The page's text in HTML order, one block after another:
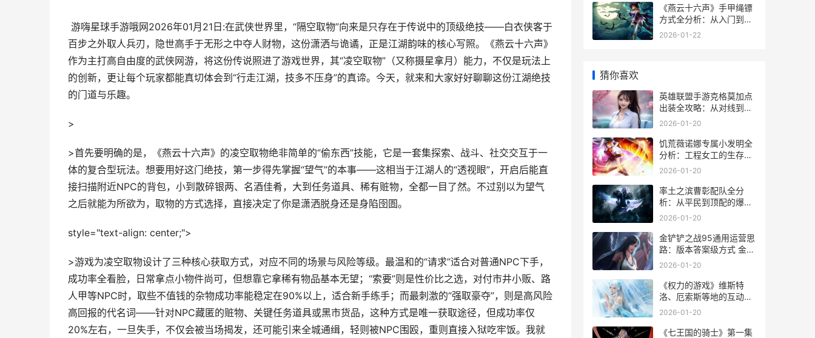
游嗨星球手游哦网2026年01月21日:在武侠世界里，“隔空取物”向来是只存在于传说中的顶级绝技——白衣侠客于
百步之外取人兵刃，隐世高手于无形之中夺人财物，这份潇洒与诡谲，正是江湖韵味的核心写照。《燕云十六声》
作为主打高自由度的武侠网游，将这份传说照进了游戏世界，其“凌空取物”（又称摄星拿月）能力，不仅是玩法上
的创新，更让每个玩家都能真切体会到“行走江湖，技多不压身”的真谛。今天，就来和大家好好聊聊这份江湖绝技
的门道与乐趣。
>
>首先要明确的是，《燕云十六声》的凌空取物绝非简单的“偷东西”技能，它是一套集探索、战斗、社交交互于一
体的复合型玩法。想要用好这门绝技，第一步得先掌握“望气”的本事——这相当于江湖人的“透视眼”，开启后能直
接扫描附近NPC的背包，小到散碎银两、名酒佳肴，大到任务道具、稀有赃物，全都一目了然。不过别以为望气
之后就能为所欲为，取物的方式选择，直接决定了你是潇洒脱身还是身陷囹圄。
style="text-align: center;">
>游戏为凌空取物设计了三种核心获取方式，对应不同的场景与风险等级。最温和的“请求”适合对普通NPC下手，
成功率全看脸，日常拿点小物件尚可，但想靠它拿稀有物品基本无望；“索要”则是性价比之选，对付市井小贩、路
人甲等NPC时，取些不值钱的杂物成功率能稳定在90%以上，适合新手练手；而最刺激的“强取豪夺”，则是高风险
高回报的代名词——针对NPC藏匿的赃物、关键任务道具或黑市货品，这种方式是唯一获取途径，但成功率仅
20%左右，一旦失手，不仅会被当场揭发，还可能引来全城通缉，轻则被NPC围殴，重则直接入狱吃牢饭。我就
《燕云十六声》手甲绳镖
方式全分析：从入门到爆
发的核心攻略 燕云十六声
2026-01-22
猜你喜欢
英雄联盟手游克格莫加点
出装全攻略：从对线到团
战的伤害机器养成 英雄联
2026-01-20
饥荒薇诺娜专属小发明全
分析：工程女工的生存利
器 饥荒联机薇诺娜厉害吗
2026-01-20
率土之滨曹彰配队全分
析：从平民到顶配的爆发
方式指南 率土之滨曹彰配
2026-01-20
金铲铲之战95通用运营思
路：版本答案级方式 金铲
铲之战怎么升9
2026-01-20
《权力的游戏》维斯特
洛、厄索斯等地的互动地
图 权力的游戏第七季未删
2026-01-20
《七王国的骑士》第一集